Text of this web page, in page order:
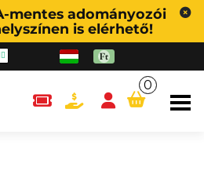
mentes adományozói
is elérhető!
content.cart
0